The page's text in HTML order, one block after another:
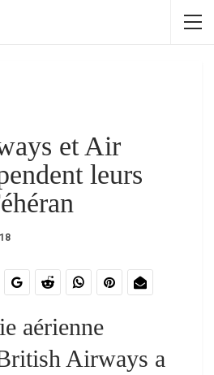
et Air
leurs
aérienne
Airways a